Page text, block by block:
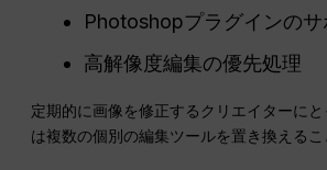
Photoshopプラグインのサ
高解像度編集の優先処理
定期的に画像を修正するクリエイターに
は複数の個別の編集ツールを置き換える